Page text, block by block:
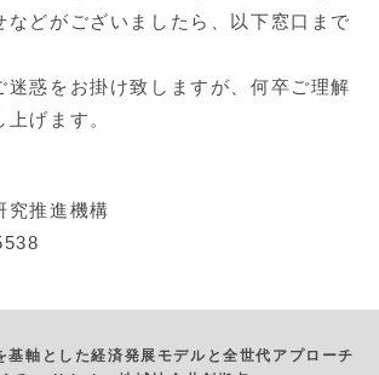
などがございましたら、以下窓口まで
迷惑をお掛け致しますが、何卒ご理解
げます。
究推進機構
基軸とした経済発展モデルと全世代アプローチ